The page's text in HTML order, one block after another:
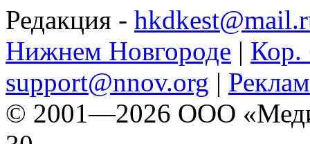
Редакция -
Нижнем Новгороде | Кор.
support@nnov.org |
© 2001—2026 ООО